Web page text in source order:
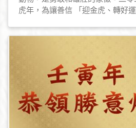
虎年，為讓善信 「迎金虎、轉好
迎春接福好運來。 「金虎納福報
誦經、 灑淨， 歡迎善信將「金虎